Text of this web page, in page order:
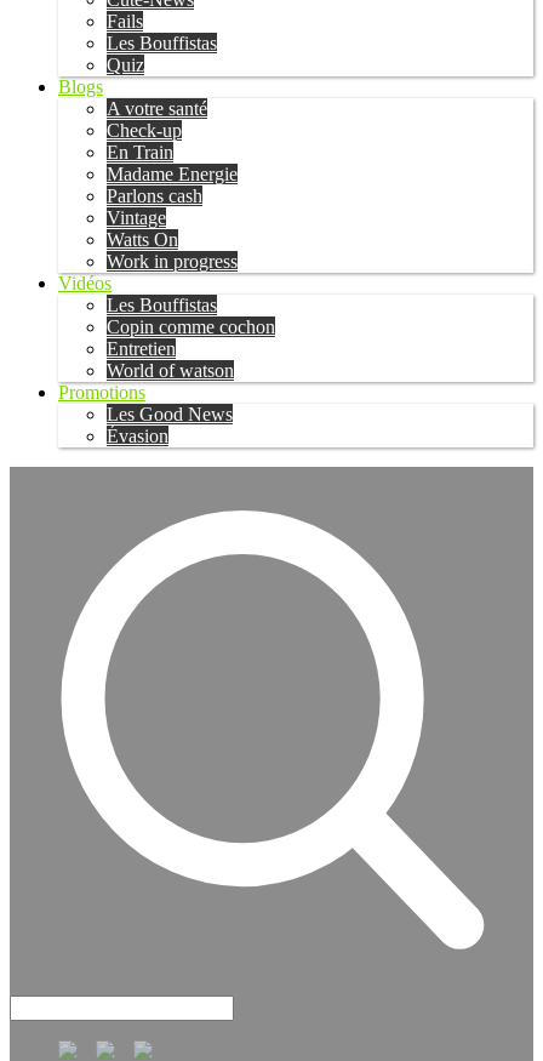
Fails
Les Bouffistas
Quiz
Blogs
A votre santé
Check-up
En Train
Madame Energie
Parlons cash
Vintage
Watts On
Work in progress
Vidéos
Les Bouffistas
Copin comme cochon
Entretien
World of watson
Promotions
Les Good News
Évasion